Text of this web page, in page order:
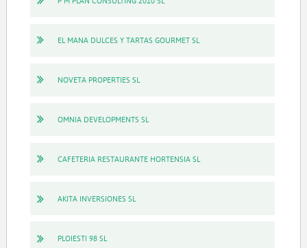
EL MANA DULCES Y TARTAS GOURMET SL
NOVETA PROPERTIES SL
OMNIA DEVELOPMENTS SL
CAFETERIA RESTAURANTE HORTENSIA SL
AKITA INVERSIONES SL
PLOIESTI 98 SL